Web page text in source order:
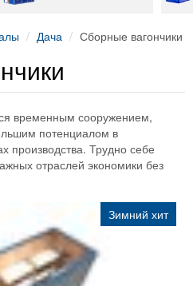
Дача Сборные вагончики
временным сооружением,
потенциалом в
производства. Трудно себе
отраслей экономики без
Зимний хит